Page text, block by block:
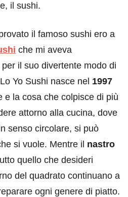
il sushi.
il famoso sushi ero a
che mi aveva
il suo divertente modo di
Yo Sushi nasce nel 1997
e la cosa che colpisce di più
attorno alla cucina, dove
senso circolare, si può
si vuole. Mentre il nastro
quello che desideri
del quadrato continuano a
ogni genere di piatto.